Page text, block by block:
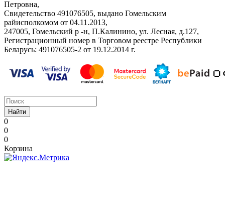
Петровна,
Свидетельство ‎491076505, выдано Гомельским
райисполкомом от 04.11.2013,
247005, Гомельский р -н, П.Калинино, ул. Лесная, д.127,
Регистрационный номер в Торговом реестре Республики
Беларусь: ‎491076505-2 от 19.12.2014 г.
Найти
0
0
0
Корзина